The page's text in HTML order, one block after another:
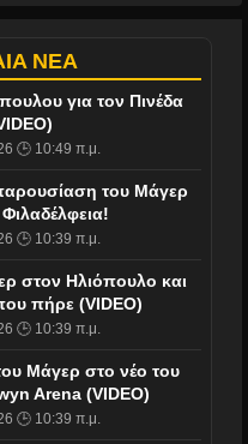
ΝΕΑ
για τον Πινέδα
🕒 10:49 π.μ.
του Μάγερ
🕒 10:39 π.μ.
στον Ηλιόπουλο και
πήρε (VIDEO)
🕒 10:39 π.μ.
Μάγερ στο νέο του
Arena (VIDEO)
🕒 10:39 π.μ.